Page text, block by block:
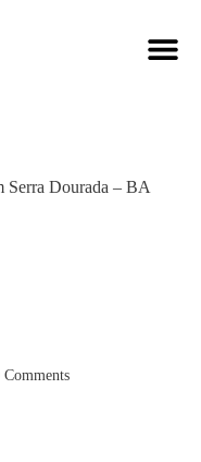
Serra Dourada – BA
Comments